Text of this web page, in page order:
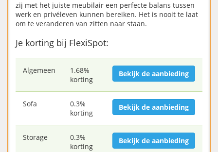
zij met het juiste meubilair een perfecte balans tussen
werk en privéleven kunnen bereiken. Het is nooit te laat
om te veranderen van zitten naar staan.
Je korting bij FlexiSpot:
Algemeen
1.68%
korting
Bekijk de aanbieding
Sofa
0.3%
korting
Bekijk de aanbieding
Storage
0.3%
korting
Bekijk de aanbieding